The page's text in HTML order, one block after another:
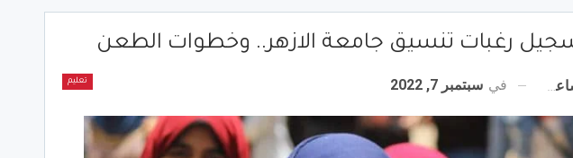
رغبات تنسيق جامعة الازهر.. وخطوات الطعن
تعليم في سبتمبر 7, 2022